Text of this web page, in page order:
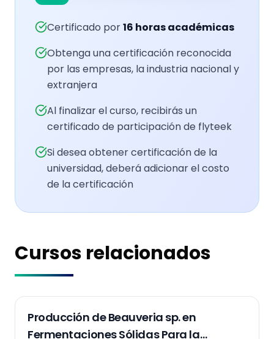
Certificado por16 horas académicas
Obtenga una certificación reconocida
por las empresas, la industria nacional y
extranjera
Al finalizar el curso, recibirás un
certificado de participación de flyteek
Si desea obtener certificación de la
universidad, deberá adicionar el costo
de la certificación
Cursos relacionados
Producción de Beauveria sp. en
Fermentaciones Sólidas Para la